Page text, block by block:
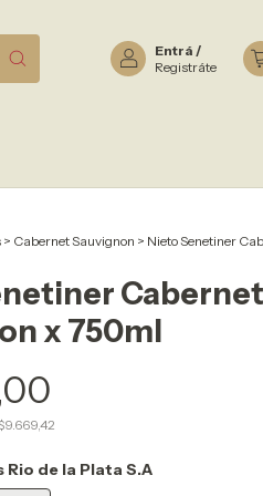
Entrá /
Registráte
> Cabernet Sauvignon > Nieto Senetiner
Cabernet
x 750ml
$9.669,42
Rio de la Plata S.A